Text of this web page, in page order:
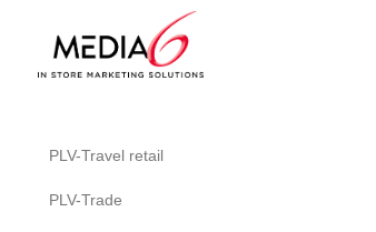
PLV-Travel retail
PLV-Trade